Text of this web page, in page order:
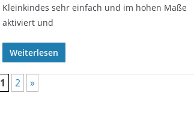
Kleinkindes sehr einfach und im hohen Maße
aktiviert und
Weiterlesen
1 2 »